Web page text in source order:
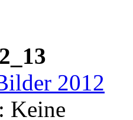
2012
Keine